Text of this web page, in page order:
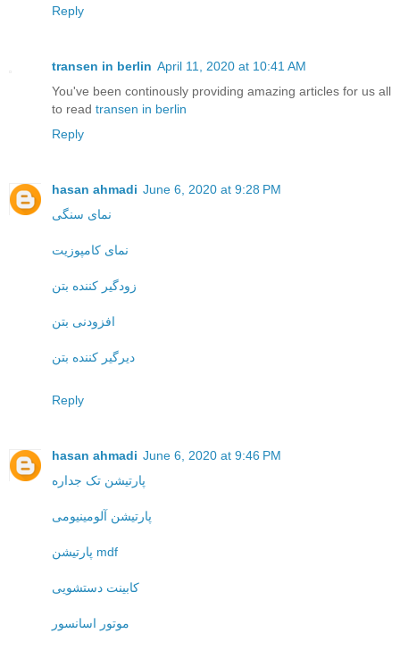
Reply
transen in berlin April 11, 2020 at 10:41 AM
You've been continously providing amazing articles for us all
to read transen in berlin
Reply
hasan ahmadi June 6, 2020 at 9:28 PM
نمای سنگی
نمای کامپوزیت
زودگیر کننده بتن
افزودنی بتن
دیرگیر کننده بتن
Reply
hasan ahmadi June 6, 2020 at 9:46 PM
پارتیشن تک جداره
پارتیشن آلومینیومی
پارتیشن mdf
کابینت دستشویی
موتور اسانسور